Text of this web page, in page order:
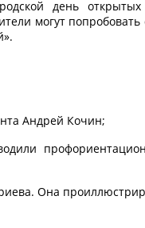
день
могут
Андрей Кочин;
Она